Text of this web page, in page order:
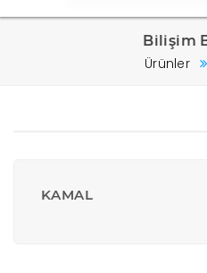
Bilişim
Ürünler
KAMAL